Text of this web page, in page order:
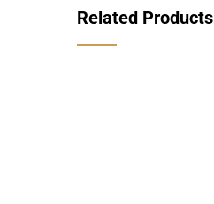
Related Products